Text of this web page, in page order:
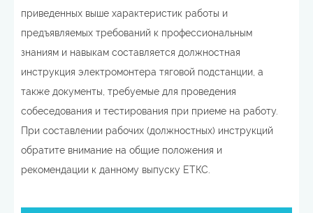
приведенных выше характеристик работы и
предъявляемых требований к профессиональным
знаниям и навыкам составляется должностная
инструкция электромонтера тяговой подстанции, а
также документы, требуемые для проведения
собеседования и тестирования при приеме на работу.
При составлении рабочих (должностных) инструкций
обратите внимание на общие положения и
рекомендации к данному выпуску ЕТКС.